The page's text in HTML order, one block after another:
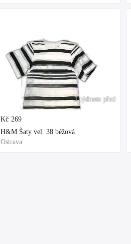
1 týdnem před
Kč 269
H&M Šaty vel. 38 béžová
Ostrava